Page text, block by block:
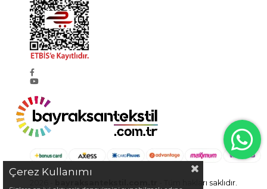
- Tüm hakları saklıdır.
Çerez Kullanımı